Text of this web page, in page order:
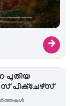
→
പുതിയ
പിക്ചേഴ്സ്